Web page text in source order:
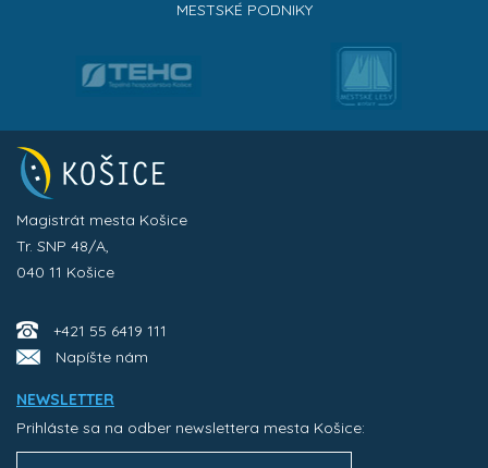
MESTSKÉ PODNIKY
Magistrát mesta Košice
Tr. SNP 48/A,
040 11 Košice
+421 55 6419 111
Napíšte nám
NEWSLETTER
Prihláste sa na odber newslettera mesta Košice: